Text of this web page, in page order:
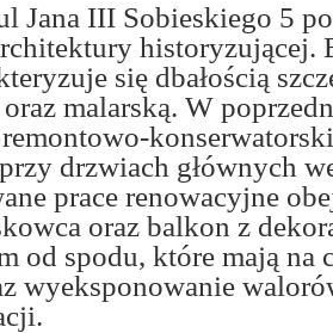
Jana III Sobieskiego 5
historyzującej.
się dbałością
malarską. W
drzwiach głównych
prace renowacyjne
oraz balkon z
od spodu, które mają na
wyeksponowanie